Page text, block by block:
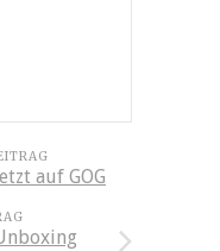
auf GOG